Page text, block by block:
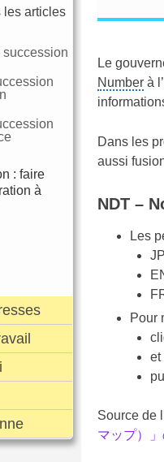
les articles
succession
: faire
à
Le
Number à
Dans les
aussi
NDT –
Les
Pour
et
Source de
マップ）